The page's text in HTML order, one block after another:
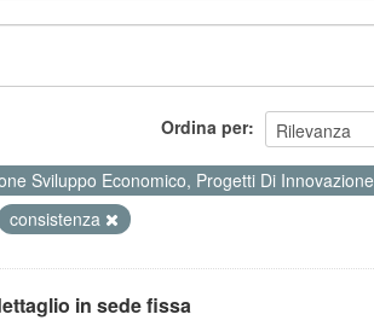
Ordina per
Sviluppo Economico, Progetti Di Innovazione
consistenza
in sede fissa